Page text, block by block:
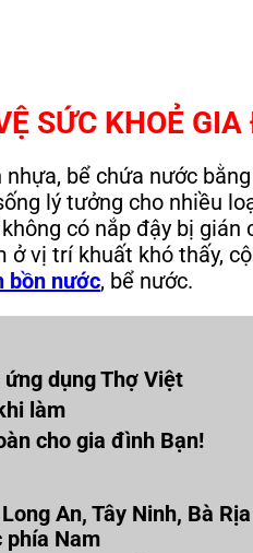
SỨC KHOẺ
bể chứa nước
lý tưởng cho nhiều
có nắp đậy bị gián
vị trí khuất khó thấy,
bồn nước, bể nước.
dụng Thợ Việt
làm
cho gia đình Bạn!
An, Tây Ninh, Bà
phía Nam